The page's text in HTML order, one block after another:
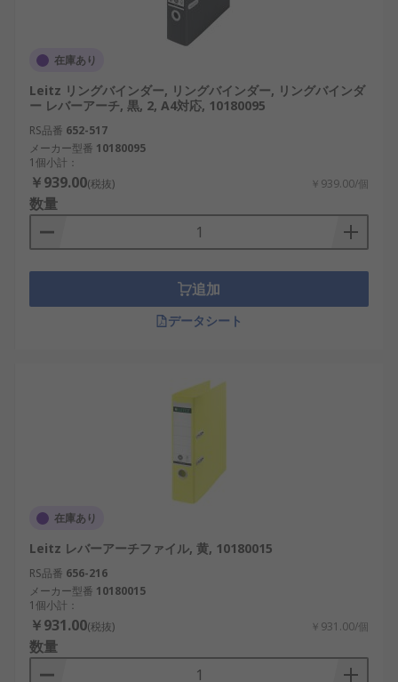
在庫あり
Leitz リングバインダー, リングバインダー, リングバインダ
ー レバーアーチ, 黒, 2, A4対応, 10180095
RS品番 652-517
メーカー型番 10180095
1個小計：
￥939.00(税抜) ￥939.00/個
数量
追加
データシート
在庫あり
Leitz レバーアーチファイル, 黄, 10180015
RS品番 656-216
メーカー型番 10180015
1個小計：
￥931.00(税抜) ￥931.00/個
数量